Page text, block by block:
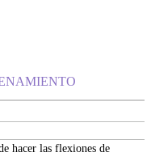
hacer las flexiones de